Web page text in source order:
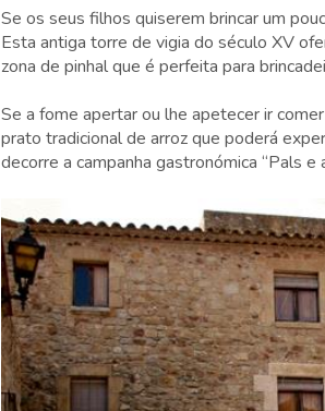
Se os seus filhos quiserem brincar um
Esta antiga torre de vigia do século XV
zona de pinhal que é perfeita para
Se a fome apertar ou lhe apetecer ir
prato tradicional de arroz que poderá
decorre a campanha gastronómica “Pals e